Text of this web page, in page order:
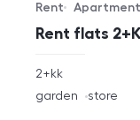
Rent flats
Offer type
Rent
Property type
Apartment
rozměry
2+kk
funkce
garden store